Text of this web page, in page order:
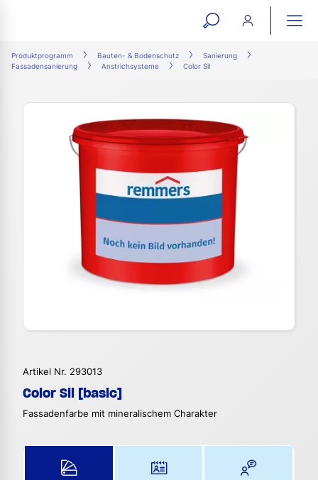
open
search
Produktprogramm Bauten- & Bodenschutz
Sanierung
Fassadensanierung
Anstrichsysteme Color Sil
Artikel Nr. 293013
Color Sil [basic]
Fassadenfarbe mit mineralischem Charakter